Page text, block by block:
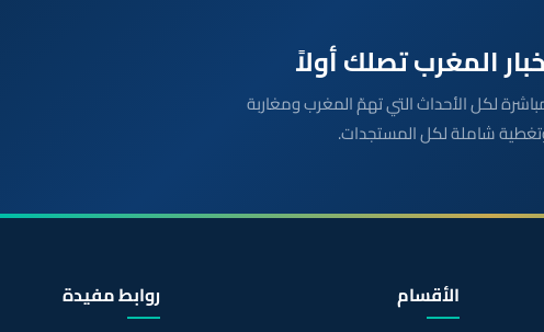
لكم متابعة مباشرة لكل الأحداث التي تهمّ المغرب ومغاربة
شاملة لكل المستجدات.
الأقسام روابط مفيدة